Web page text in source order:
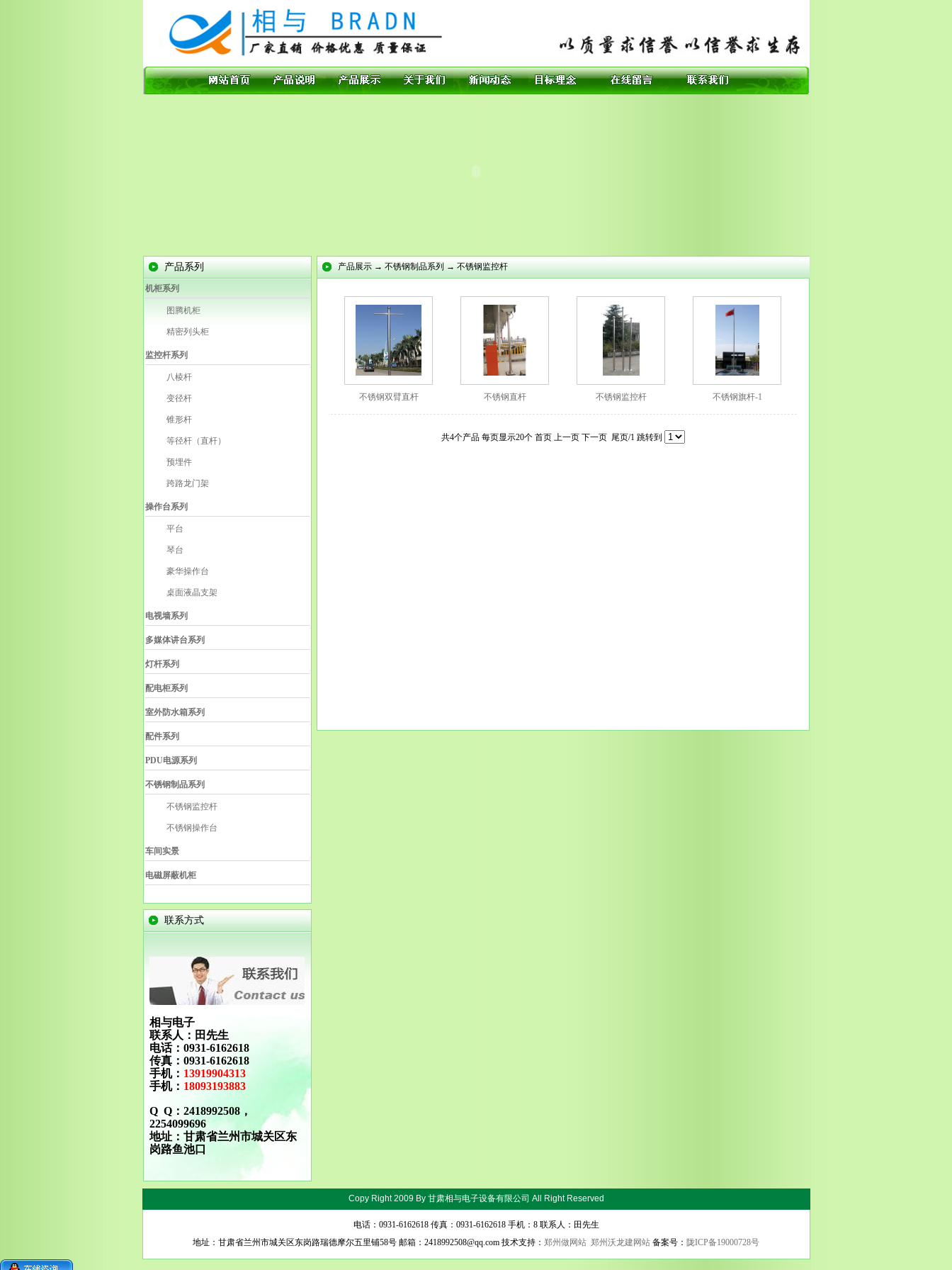
产品系列
机柜系列
图腾机柜
精密列头柜
监控杆系列
八棱杆
变径杆
锥形杆
等径杆（直杆）
预埋件
跨路龙门架
操作台系列
平台
琴台
豪华操作台
桌面液晶支架
电视墙系列
多媒体讲台系列
灯杆系列
配电柜系列
室外防水箱系列
配件系列
PDU电源系列
不锈钢制品系列
不锈钢监控杆
不锈钢操作台
车间实景
电磁屏蔽机柜
联系方式
相与电子
联系人：田先生
电话：0931-6162618
传真：0931-6162618
手机： 13919904313
手机： 18093193883
Q Q：2418992508，
2254099696
地址：甘肃省兰州市城关区东
岗路鱼池口
产品展示 → 不锈钢制品系列 → 不锈钢监控杆
不锈钢双臂直杆 不锈钢直杆 不锈钢监控杆 不锈钢旗杆-1
共4个产品 每页显示20个 首页 上一页 下一页 尾页/1 跳转到
Copy Right 2009 By甘肃相与电子设备有限公司 All Right Reserved
电话：0931-6162618 传真：0931-6162618 手机：8 联系人：田先生
地址：甘肃省兰州市城关区东岗路瑞德摩尔五里铺58号 邮箱：2418992508@qq.com 技术支持： 郑州做网站 郑州沃龙建网站 备案号： 陇ICP备19000728号